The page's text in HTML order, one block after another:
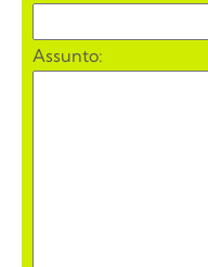
Assunto: